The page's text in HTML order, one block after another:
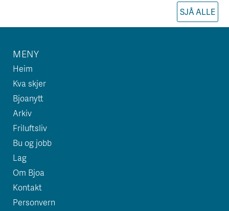
SJÅ ALLE
MENY
Heim
Kva skjer
Bjoanytt
Arkiv
Friluftsliv
Bu og jobb
Lag
Om Bjoa
Kontakt
Personvern